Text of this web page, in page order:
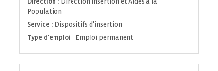
Direction : Direction Insertion et Aides à la
Population
Service : Dispositifs d'insertion
Type d'emploi : Emploi permanent